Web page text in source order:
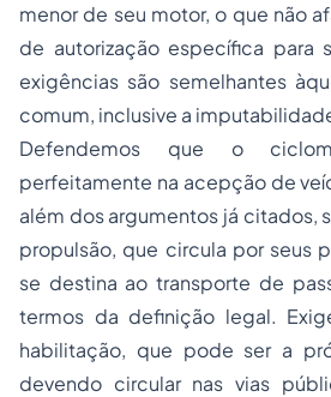
menor de seu motor, o que não
de autorização específica para
exigências são semelhantes
comum, inclusive a
Defendemos que o
perfeitamente na acepção de
além dos argumentos já citados,
propulsão, que circula por seus
se destina ao transporte de
termos da definição legal.
habilitação, que pode ser a
devendo circular nas vias